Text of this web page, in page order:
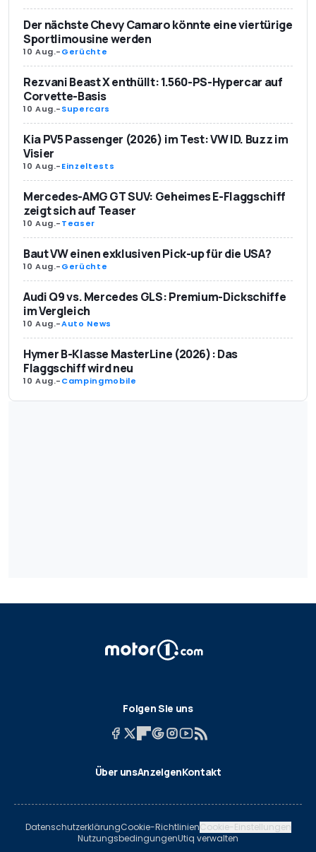
Der nächste Chevy Camaro könnte eine viertürige
Sportlimousine werden
10 Aug.-Gerüchte
Rezvani Beast X enthüllt: 1.560-PS-Hypercar auf
Corvette-Basis
10 Aug.-Supercars
Kia PV5 Passenger (2026) im Test: VW ID. Buzz im
Visier
10 Aug.-Einzeltests
Mercedes-AMG GT SUV: Geheimes E-Flaggschiff
zeigt sich auf Teaser
10 Aug.-Teaser
Baut VW einen exklusiven Pick-up für die USA?
10 Aug.-Gerüchte
Audi Q9 vs. Mercedes GLS: Premium-Dickschiffe
im Vergleich
10 Aug.-Auto News
Hymer B-Klasse MasterLine (2026): Das
Flaggschiff wird neu
10 Aug.-Campingmobile
Folgen Sie uns
Über unsAnzeigenKontakt
DatenschutzerklärungCookie-RichtlinienCookie-Einstellungen
NutzungsbedingungenUtiq verwalten